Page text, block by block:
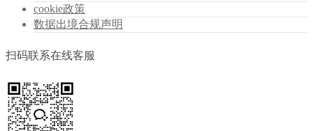
cookie政策
数据出境合规声明
扫码联系在线客服